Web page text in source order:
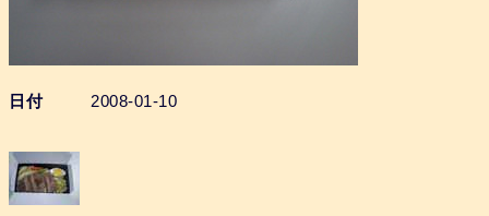
日付 2008-01-10